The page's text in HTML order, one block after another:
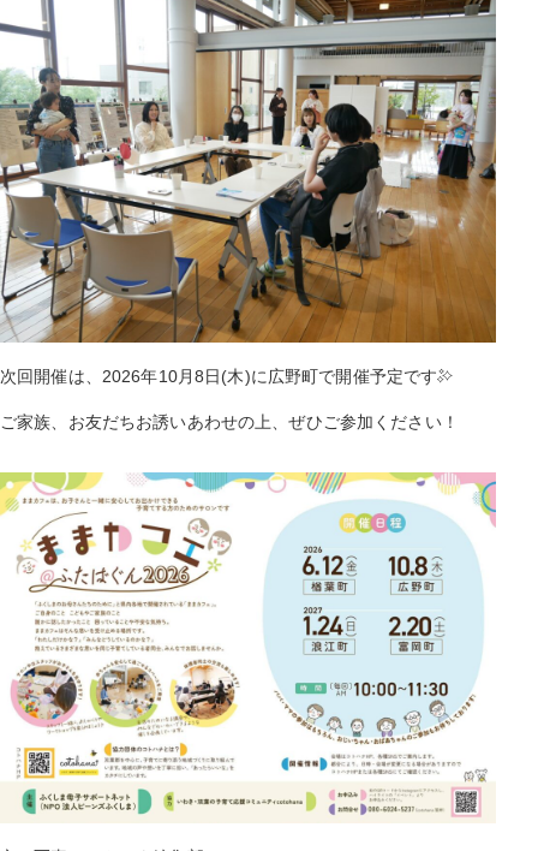
次回開催は、2026年10月8日(木)に広野町で開催予定です
ご家族、お友だちお誘いあわせの上、ぜひご参加ください！